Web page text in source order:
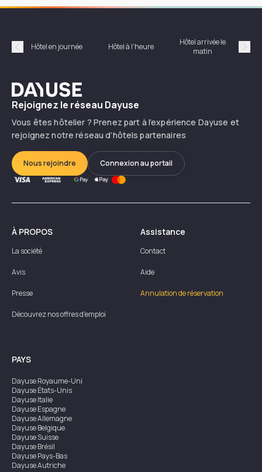
Précédent
Hôtel en journée Hôtel à l'heure
Hôtel arrivée le
matin
Dayuse
Rejoignez le réseau Dayuse
Vous êtes hôtelier ? Prenez part à l’expérience Dayuse et
rejoignez notre réseau d’hôtels partenaires
Nous rejoindre Connexion au portail
À PROPOS
La société
Avis
Presse
Découvrez nos offres d'emploi
Assistance
Contact
Aide
Annulation de réservation
PAYS
DayuseRoyaume-Uni
DayuseÉtats-Unis
DayuseItalie
DayuseEspagne
DayuseAllemagne
DayuseBelgique
DayuseSuisse
DayuseBrésil
DayusePays-Bas
DayuseAutriche